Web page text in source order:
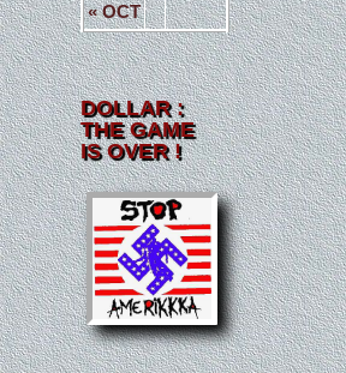
« OCT
DOLLAR :
THE GAME
IS OVER !